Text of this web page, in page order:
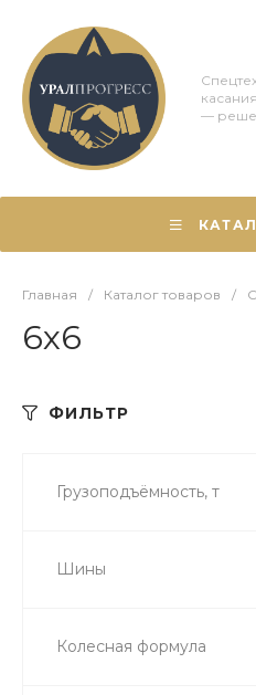
—
Главная / Каталог товаров /
6х6
ФИЛЬТР
Грузоподъёмность, т
Шины
Колесная формула